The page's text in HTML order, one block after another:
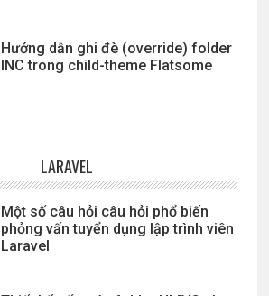
Hướng dẫn ghi đè (override) folder
INC trong child-theme Flatsome
LARAVEL
Một số câu hỏi câu hỏi phổ biến
phỏng vấn tuyển dụng lập trình viên
Laravel